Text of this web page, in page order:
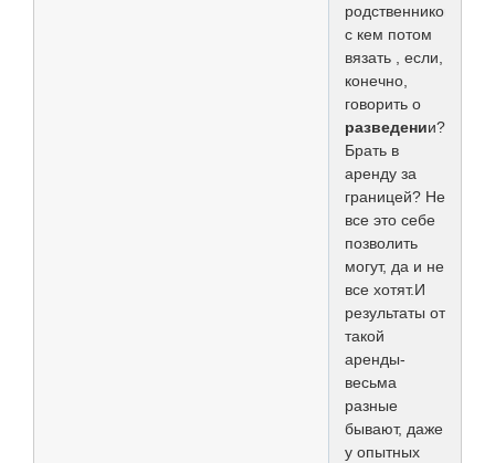
родственников,
с кем потом
вязать , если,
конечно,
говорить о
разведении?
Брать в
аренду за
границей? Не
все это себе
позволить
могут, да и не
все хотят.И
результаты от
такой
аренды-
весьма
разные
бывают, даже
у опытных